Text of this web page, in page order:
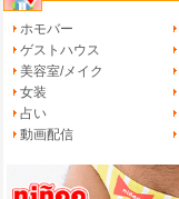
ホモバー
ゲストハウス
美容室/メイク
女装
占い
動画配信